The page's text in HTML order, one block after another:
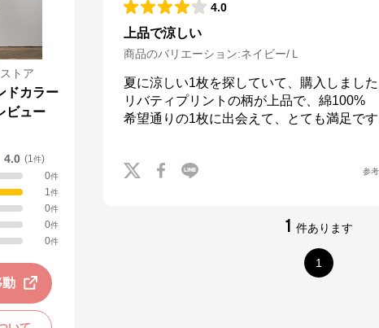
トア
ドカラー
ビュー
4.0 (1 件)
0件
1件
0件
0件
0件
動
4.0
上品で涼しい
商品のバリエーション:ネイビー/Ｌ
夏に涼しい1枚を探していて、購入しました
リバティプリントの柄が上品で、綿100%
希望通りの1枚に出会えて、とても満足です
参
1 件あります
1